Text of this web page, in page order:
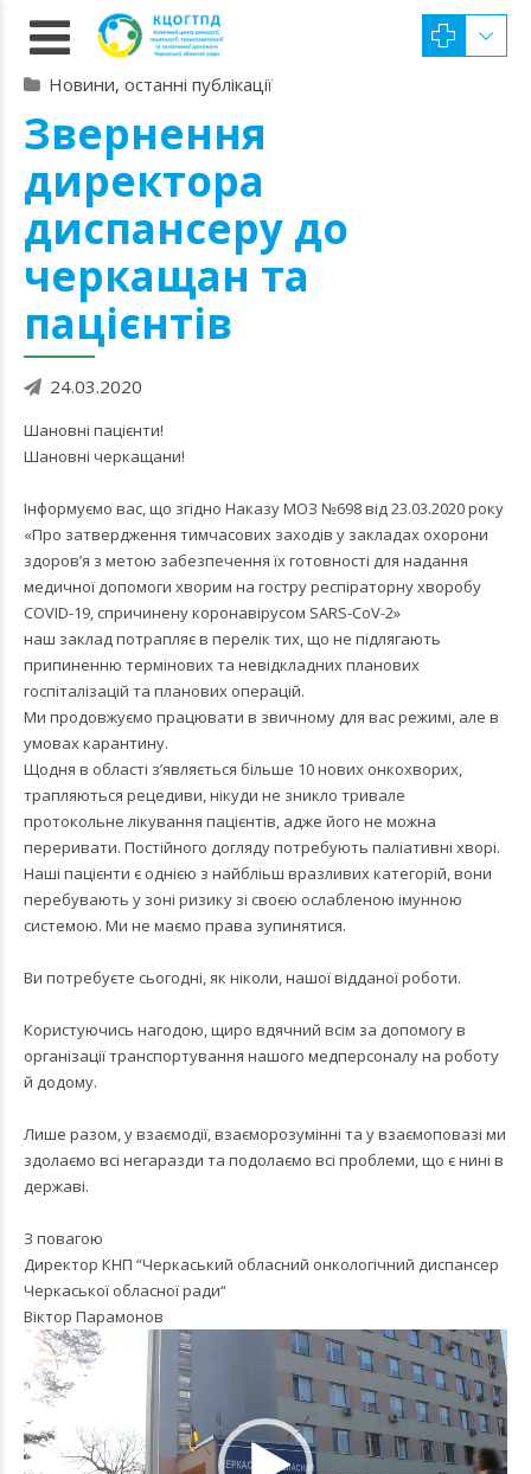
Новини, останні публікації
Звернення
директора
диспансеру до
черкащан та
пацієнтів
24.03.2020
Шановні пацієнти!
Шановні черкащани!
Інформуємо вас, що згідно Наказу МОЗ №698 від 23.03.2020 року
«Про затвердження тимчасових заходів у закладах охорони
здоров’я з метою забезпечення їх готовності для надання
медичної допомоги хворим на гостру респіраторну хворобу
COVID-19, спричинену коронавірусом SARS-CoV-2»
наш заклад потрапляє в перелік тих, що не підлягають
припиненню термінових та невідкладних планових
госпіталізацій та планових операцій.
Ми продовжуємо працювати в звичному для вас режимі, але в
умовах карантину.
Щодня в області з’являється більше 10 нових онкохворих,
трапляються рецедиви, нікуди не зникло тривале
протокольне лікування пацієнтів, адже його не можна
переривати. Постійного догляду потребують паліативні хворі.
Наші пацієнти є однією з найбліьш вразливих категорій, вони
перебувають у зоні ризику зі своєю ослабленою імунною
системою. Ми не маємо права зупинятися.
Ви потребуєте сьогодні, як ніколи, нашої відданої роботи.
Користуючись нагодою, щиро вдячний всім за допомогу в
організації транспортування нашого медперсоналу на роботу
й додому.
Лише разом, у взаємодії, взаєморозумінні та у взаємоповазі ми
здолаємо всі негаразди та подолаємо всі проблеми, що є нині в
державі.
З повагою
Директор КНП “Черкаський обласний онкологічний диспансер
Черкаської обласної ради“
Віктор Парамонов
Видеоплеер